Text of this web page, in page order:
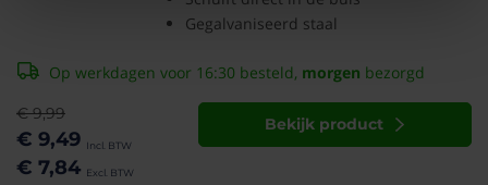
Gegalvaniseerd staal
€ 9,49
€ 7,84
€ 9,99
Op werkdagen voor 16:30 besteld, morgen bezorgd
Bekijk product